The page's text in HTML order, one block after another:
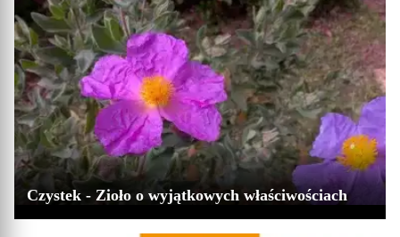
Czystek - Zioło o wyjątkowych właściwościach